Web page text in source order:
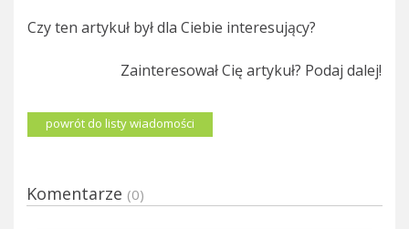
Czy ten artykuł był dla Ciebie interesujący?
Zainteresował Cię artykuł? Podaj dalej!
powrót do listy wiadomości
Komentarze (0)